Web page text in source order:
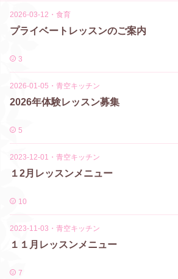
2026-03-12 ・ 食育
プライベートレッスンのご案内
3
2026-01-05 ・ 青空キッチン
2026年体験レッスン募集
5
2023-12-01 ・ 青空キッチン
１2月レッスンメニュー
10
2023-11-03 ・ 青空キッチン
１１月レッスンメニュー
7